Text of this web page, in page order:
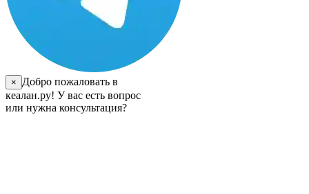
×
Добро пожаловать в
кеалан.ру! У вас есть вопрос
или нужна консультация?